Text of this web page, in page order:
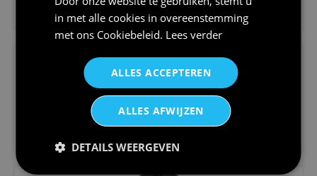
€24,95
Koningsdag shirt heren v-hals ...
in met alle cookies in overeenstemming
met ons Cookiebeleid. Lees verder
ALLES ACCEPTEREN
ALLES AFWIJZEN
DETAILS WEERGEVEN